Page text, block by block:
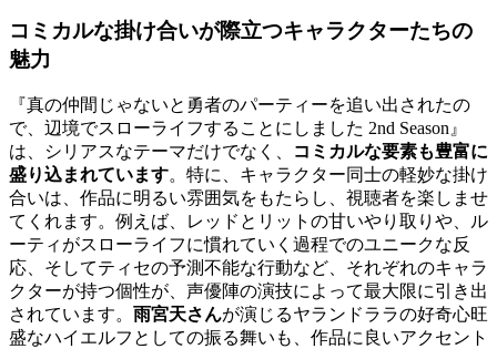
コミカルな掛け合いが際立つキャラクターたちの
魅力
『真の仲間じゃないと勇者のパーティーを追い出されたの
で、辺境でスローライフすることにしました 2nd Season』
は、シリアスなテーマだけでなく、
コミカルな要素も豊富に
盛り込まれています。特に、キャラクター同士の軽妙な掛け
合いは、作品に明るい雰囲気をもたらし、視聴者を楽しませ
てくれます。例えば、レッドとリットの甘いやり取りや、ル
ーティがスローライフに慣れていく過程でのユニークな反
応、そしてティセの予測不能な行動など、それぞれのキャラ
クターが持つ個性が、声優陣の演技によって最大限に引き出
されています。 雨宮天さんが演じるヤランドララの好奇心旺
盛なハイエルフとしての振る舞いも、作品に良いアクセント